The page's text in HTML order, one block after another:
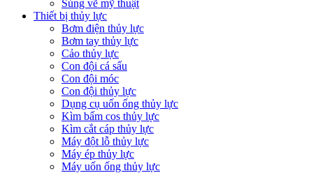
Súng vẽ mỹ thuật
Thiết bị thủy lực
Bơm điện thủy lực
Bơm tay thủy lực
Cảo thủy lực
Con đội cá sấu
Con đội móc
Con đội thủy lực
Dụng cụ uốn ống thủy lực
Kìm bấm cos thủy lực
Kìm cắt cáp thủy lực
Máy đột lỗ thủy lực
Máy ép thủy lực
Máy uốn ống thủy lực